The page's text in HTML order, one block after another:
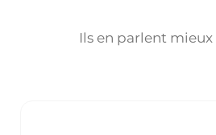
Ils en parlent mieux